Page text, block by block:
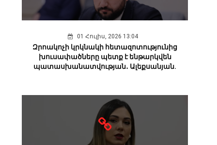
01 Հուլիս, 2026 13:04
Զրոակոչի կրկնակի հետազոտությունից
խուսափածները պետք է ենթարկվեն
պատասխանատվության․ Ալեքսանյան.